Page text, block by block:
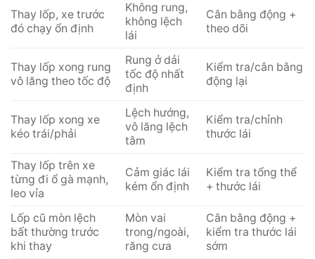
Thay lốp, xe trước
đó chạy ổn định
Không rung,
không lệch
lái
Cân bằng động +
theo dõi
Thay lốp xong rung
vô lăng theo tốc độ
Rung ở dải
tốc độ nhất
định
Kiểm tra/cân bằng
động lại
Thay lốp xong xe
kéo trái/phải
Lệch hướng,
vô lăng lệch
tâm
Kiểm tra/chỉnh
thước lái
Thay lốp trên xe
từng đi ổ gà mạnh,
leo vỉa
Cảm giác lái
kém ổn định
Kiểm tra tổng thể
+ thước lái
Lốp cũ mòn lệch
bất thường trước
khi thay
Mòn vai
trong/ngoài,
răng cưa
Cân bằng động +
kiểm tra thước lái
sớm